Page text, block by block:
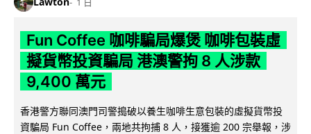
Fun Coffee 咖啡騙局爆煲 咖啡包裝虛
擬貨幣投資騙局 港澳警拘 8 人涉款
9,400 萬元
香港警方聯同澳門司警搗破以養生咖啡生意包裝的虛擬貨幣投
資騙局 Fun Coffee，兩地共拘捕 8 人，接獲逾 200 宗舉報，涉